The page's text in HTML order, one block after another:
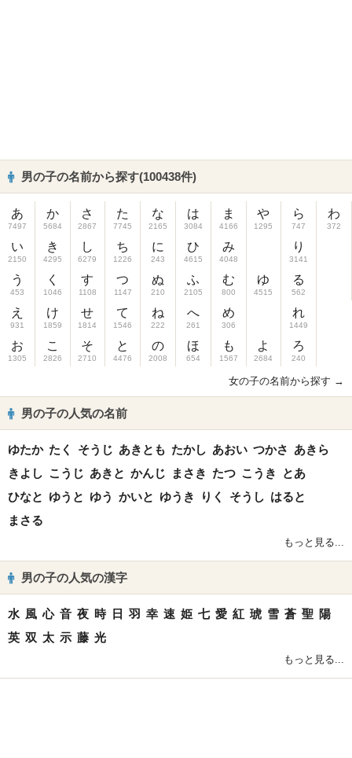
男の子の名前から探す(100438件)
あ
7497
い
2150
う
453
え
931
お
1305
か
5684
き
4295
く
1046
け
1859
こ
2826
さ
2867
し
6279
す
1108
せ
1814
そ
2710
た
7745
ち
1226
つ
1147
て
1546
と
4476
な
2165
に
243
ぬ
210
ね
222
の
2008
は
3084
ひ
4615
ふ
2105
へ
261
ほ
654
ま
4166
み
4048
む
800
め
306
も
1567
や
1295
ゆ
4515
よ
2684
ら
747
り
3141
る
562
れ
1449
ろ
240
わ
372
女の子の名前から探す →
男の子の人気の名前
ゆたか たく そうじ あきとも たかし あおい つかさ あきら
きよし こうじ あきと かんじ まさき たつ こうき
とあ
ひなと ゆうと ゆう かいと ゆうき りく そうし はると
まさる
もっと見る...
男の子の人気の漢字
水 風 心 音 夜 時 日 羽 幸 速 姫 七 愛 紅 琥 雪 蒼 聖 陽
英 双 太 示 藤 光
もっと見る...